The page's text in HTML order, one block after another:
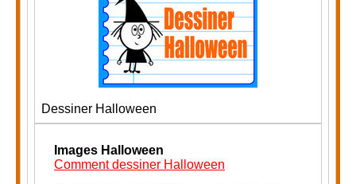
Dessiner Halloween
Images Halloween
Comment dessiner Halloween